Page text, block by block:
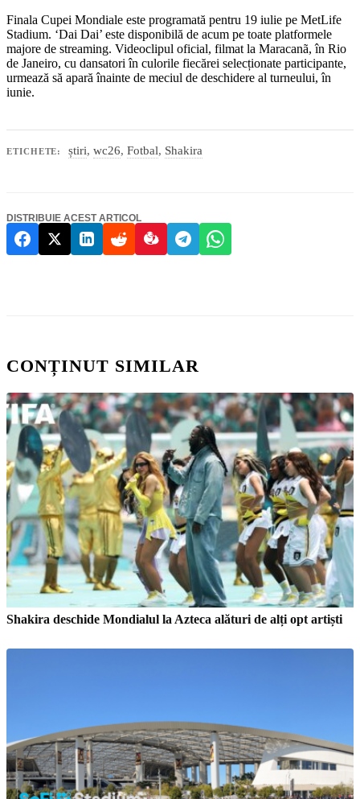
Finala Cupei Mondiale este programată pentru 19 iulie pe MetLife
Stadium. ‘Dai Dai’ este disponibilă de acum pe toate platformele
majore de streaming. Videoclipul oficial, filmat la Maracanã, în Rio
de Janeiro, cu dansatori în culorile fiecărei selecționate participante,
urmează să apară înainte de meciul de deschidere al turneului, în
iunie.
ETICHETE: știri, wc26, Fotbal, Shakira
DISTRIBUIE ACEST ARTICOL
CONȚINUT SIMILAR
Shakira deschide Mondialul la Azteca alături de alți opt artiști